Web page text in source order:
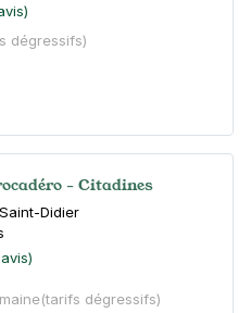
dégressifs)
- Citadines
Didier
(tarifs dégressifs)